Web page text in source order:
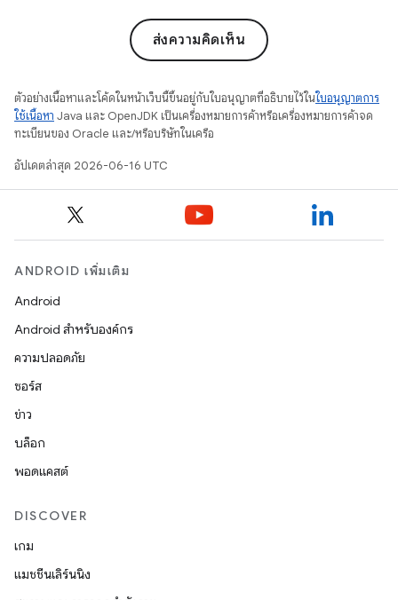
ส่งความคิดเห็น
ตัวอย่างเนื้อหาและโค้ดในหน้าเว็บนี้ขึ้นอยู่กับใบอนุญาตที่อธิบายไว้ในใบอนุญาตการ
ใช้เนื้อหา Java และ OpenJDK เป็นเครื่องหมายการค้าหรือเครื่องหมายการค้าจด
ทะเบียนของ Oracle และ/หรือบริษัทในเครือ
อัปเดตล่าสุด 2026-06-16 UTC
ANDROID เพิ่มเติม
Android
Android สำหรับองค์กร
ความปลอดภัย
ซอร์ส
ข่าว
บล็อก
พอดแคสต์
DISCOVER
เกม
แมชชีนเลิร์นนิง